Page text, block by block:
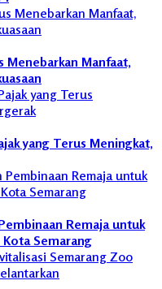
Manfaat,
yang Terus Meningkat,
Remaja untuk
Kota Semarang